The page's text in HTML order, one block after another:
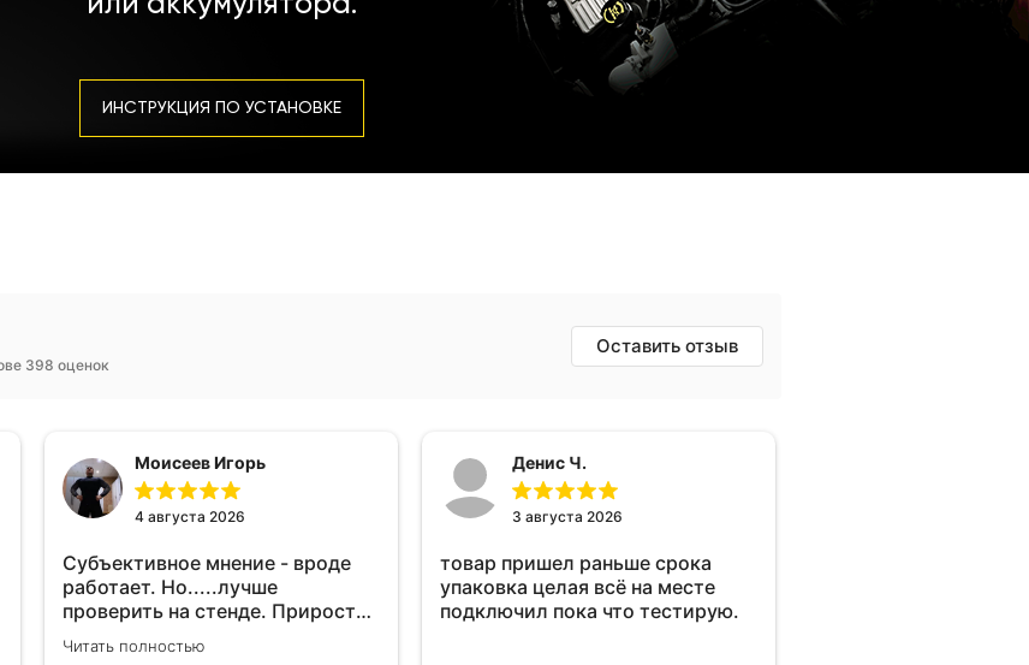
ИНСТРУКЦИЯ ПО УСТАНОВКЕ
398 оценок
Оставить отзыв
Моисеев Игорь
4 августа 2026
Субъективное мнение - вроде
работает. Но.....лучше
проверить на стенде. Прирост
10-12% "на глаз" уловить очень
сложно. Покатаюсь, потом
Читать полностью
Денис Ч.
3 августа 2026
товар пришел раньше срока
упаковка целая всё на месте
подключил пока что тестирую.